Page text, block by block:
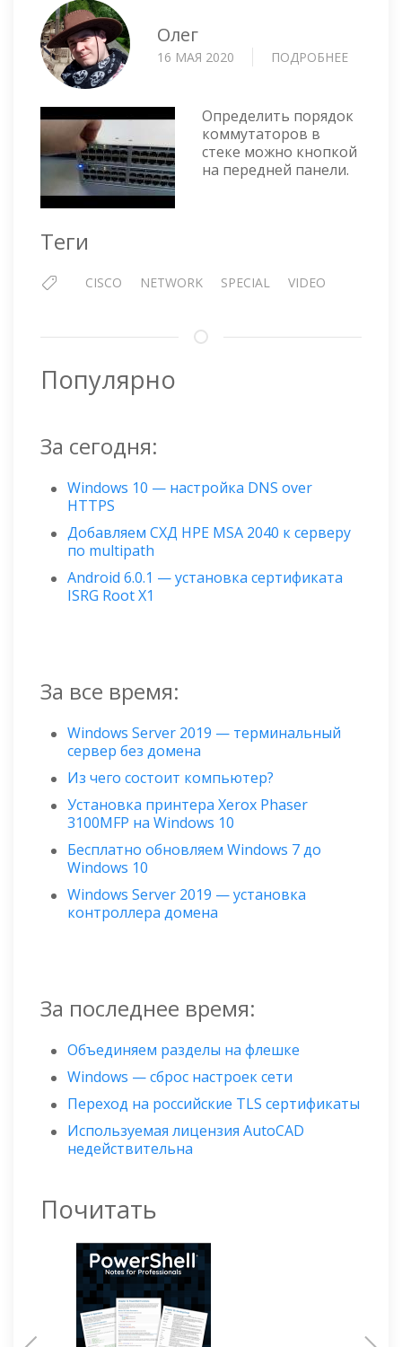
Олег
16 МАЯ 2020 ПОДРОБНЕЕ
СТЕКЕ
Определить порядок
коммутаторов в
стеке можно кнопкой
на передней панели.
Теги
CISCO NETWORK SPECIAL VIDEO
Популярно
За сегодня:
Windows 10 — настройка DNS over
HTTPS
Добавляем СХД HPE MSA 2040 к серверу
по multipath
Android 6.0.1 — установка сертификата
ISRG Root X1
За все время:
Windows Server 2019 — терминальный
сервер без домена
Из чего состоит компьютер?
Установка принтера Xerox Phaser
3100MFP на Windows 10
Бесплатно обновляем Windows 7 до
Windows 10
Windows Server 2019 — установка
контроллера домена
За последнее время:
Объединяем разделы на флешке
Windows — сброс настроек сети
Переход на российские TLS сертификаты
Используемая лицензия AutoCAD
недействительна
Почитать